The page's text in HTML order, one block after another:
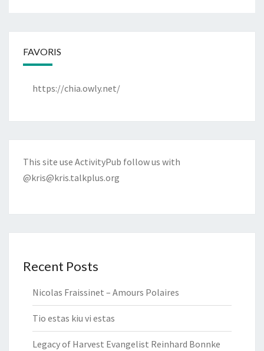
FAVORIS
https://chia.owly.net/
This site use ActivityPub follow us with
@kris@kris.talkplus.org
Recent Posts
Nicolas Fraissinet – Amours Polaires
Tio estas kiu vi estas
Legacy of Harvest Evangelist Reinhard Bonnke